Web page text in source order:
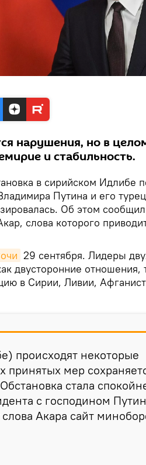
нарушения, но в
и стабильность.
в сирийском Идлибе
Путина и его
Об этом сообщил
слова которого
29 сентября. Лидеры
двусторонние отношения,
в Сирии, Ливии,
происходят некоторые
принятых мер
стала
с господином
Акара сайт